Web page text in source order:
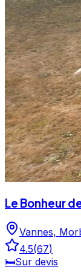
Le Bonheur
Vannes,
4.5(67)
🛏️Sur devis